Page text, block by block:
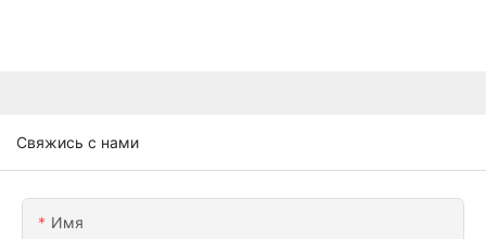
Свяжись с нами
Имя